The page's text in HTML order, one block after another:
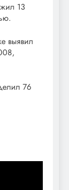
13
выявил
76